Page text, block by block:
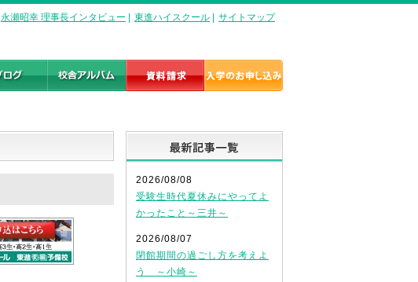
永瀬昭幸 理事長インタビュー 東進ハイスクール サイトマップ
2026/08/08
受験生時代夏休みにやってよ
かったこと～三井～
2026/08/07
閉館期間の過ごし方を考えよ
う ～小崎～